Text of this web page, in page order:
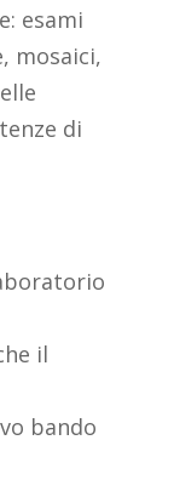
esami
mosaici,
di
il
bando